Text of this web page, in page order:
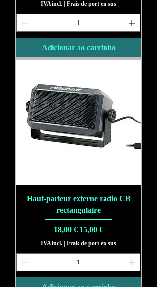
IVA incl. Frais de port en sus
Adicionar ao carrinho
Haut-parleur externe radio CB
rectangulaire
Preço normal
18,00 € Preço promocional
15,00 €
IVA incl. Frais de port en sus